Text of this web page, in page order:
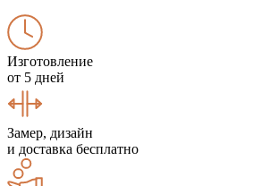
Изготовление
от 5 дней
Замер, дизайн
и доставка бесплатно